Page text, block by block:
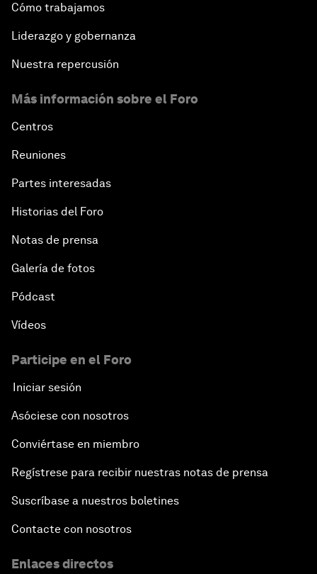
Cómo trabajamos
Liderazgo y gobernanza
Nuestra repercusión
Más información sobre el Foro
Centros
Reuniones
Partes interesadas
Historias del Foro
Notas de prensa
Galería de fotos
Pódcast
Vídeos
Participe en el Foro
Iniciar sesión
Asóciese con nosotros
Conviértase en miembro
Regístrese para recibir nuestras notas de prensa
Suscríbase a nuestros boletines
Contacte con nosotros
Enlaces directos